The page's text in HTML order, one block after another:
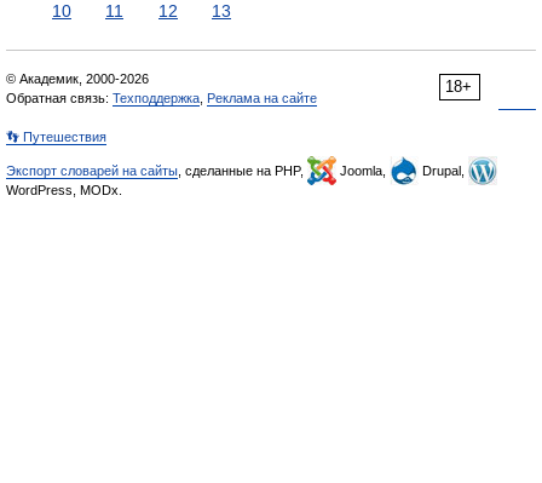
10
11 12 13
18+
© Академик, 2000-2026
Обратная связь: Техподдержка Реклама на сайте
👣 Путешествия
Экспорт словарей на сайты , сделанные на PHP, Joomla,
Drupal,
WordPress, MODx.